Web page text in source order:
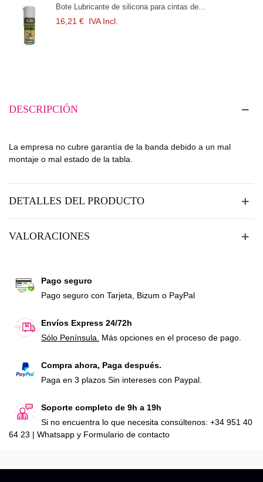
Bote Lubricante de silicona para cintas de...
16,21 € IVA Incl.
DESCRIPCIÓN
La empresa no cubre garantía de la banda debido a un mal
montaje o mal estado de la tabla.
DETALLES DEL PRODUCTO
VALORACIONES
Pago seguro
Pago seguro con Tarjeta, Bizum o PayPal
Envíos Express 24/72h
Sólo Península. Más opciones en el proceso de pago.
Compra ahora, Paga después.
Paga en 3 plazos Sin intereses con Paypal.
Soporte completo de 9h a 19h
Si no encuentra lo que necesita consúltenos: +34 951 40
64 23 | Whatsapp y Formulario de contacto